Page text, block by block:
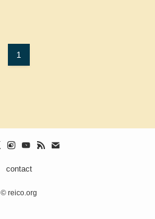
1
contact
© reico.org